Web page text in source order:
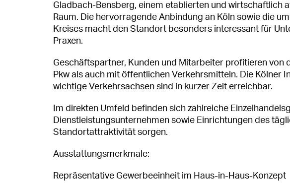
Gladbach-Bensberg, einem etablierten und wirtschaftlich
Raum. Die hervorragende Anbindung an Köln sowie die
Kreises macht den Standort besonders interessant für
Praxen.
Geschäftspartner, Kunden und Mitarbeiter profitieren von
Pkw als auch mit öffentlichen Verkehrsmitteln. Die Kölner
wichtige Verkehrsachsen sind in kurzer Zeit erreichbar.
Im direkten Umfeld befinden sich zahlreiche
Dienstleistungsunternehmen sowie Einrichtungen des
Standortattraktivität sorgen.
Ausstattungsmerkmale:
Repräsentative Gewerbeeinheit im Haus-in-Haus-Konzept